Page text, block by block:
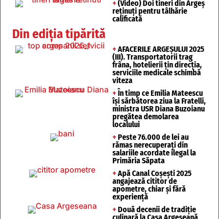
+ (Video) Doi tineri din Argeș
reținuți pentru tâlhărie
calificată
Din ediția tipărită
+ AFACERILE ARGEȘULUI 2025
(III). Transportatorii trag
frâna, hotelierii țin direcția,
serviciile medicale schimbă
viteza
+ În timp ce Emilia Mateescu
își sărbătorea ziua la Fratelli,
ministra USR Diana Buzoianu
pregătea demolarea
localului
+ Peste 76.000 de lei au
rămas nerecuperați din
salariile acordate ilegal la
Primăria Săpata
+ Apă Canal Coșești 2025
angajează cititor de
apometre, chiar și fără
experiență
+ Două decenii de tradiție